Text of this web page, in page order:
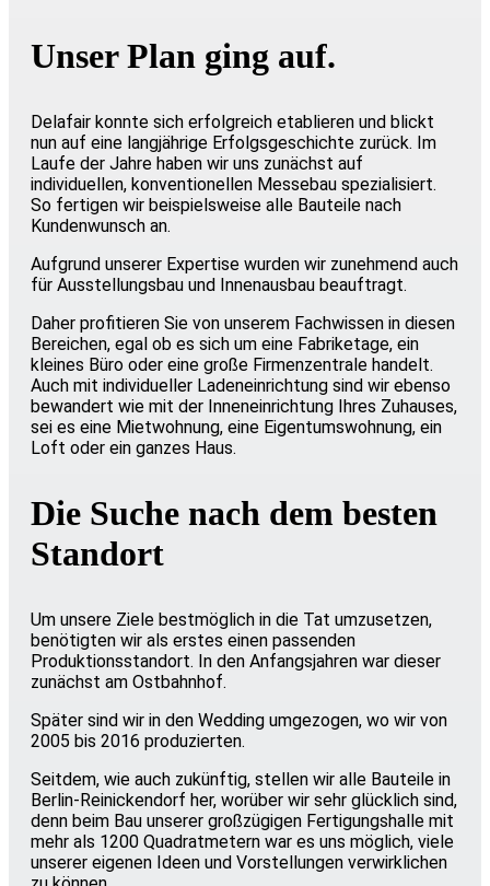
Unser Plan ging auf.
Delafair konnte sich erfolgreich etablieren und blickt
nun auf eine langjährige Erfolgsgeschichte zurück. Im
Laufe der Jahre haben wir uns zunächst auf
individuellen, konventionellen Messebau spezialisiert.
So fertigen wir beispielsweise alle Bauteile nach
Kundenwunsch an.
Aufgrund unserer Expertise wurden wir zunehmend auch
für Ausstellungsbau und Innenausbau beauftragt.
Daher profitieren Sie von unserem Fachwissen in diesen
Bereichen, egal ob es sich um eine Fabriketage, ein
kleines Büro oder eine große Firmenzentrale handelt.
Auch mit individueller Ladeneinrichtung sind wir ebenso
bewandert wie mit der Inneneinrichtung Ihres Zuhauses,
sei es eine Mietwohnung, eine Eigentumswohnung, ein
Loft oder ein ganzes Haus.
Die Suche nach dem besten
Standort
Um unsere Ziele bestmöglich in die Tat umzusetzen,
benötigten wir als erstes einen passenden
Produktionsstandort. In den Anfangsjahren war dieser
zunächst am Ostbahnhof.
Später sind wir in den Wedding umgezogen, wo wir von
2005 bis 2016 produzierten.
Seitdem, wie auch zukünftig, stellen wir alle Bauteile in
Berlin-Reinickendorf her, worüber wir sehr glücklich sind,
denn beim Bau unserer großzügigen Fertigungshalle mit
mehr als 1200 Quadratmetern war es uns möglich, viele
unserer eigenen Ideen und Vorstellungen verwirklichen